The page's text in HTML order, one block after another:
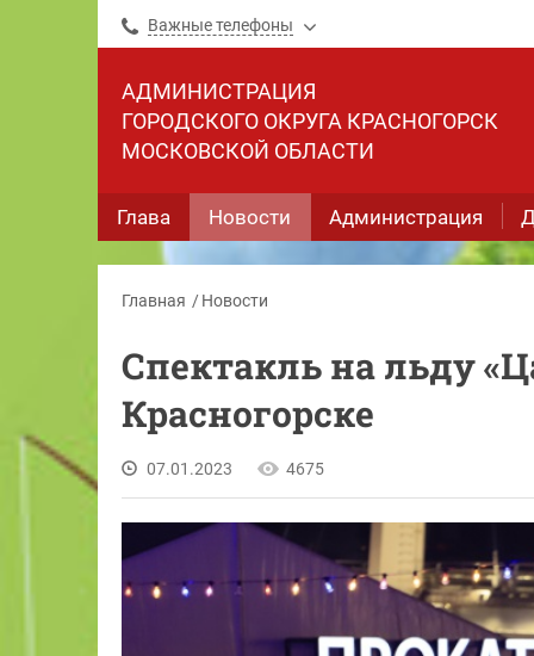
Важные телефоны
АДМИНИСТРАЦИЯ
ГОРОДСКОГО ОКРУГА КРАСНОГОРСК
МОСКОВСКОЙ ОБЛАСТИ
Глава Новости Администрация
Главная Новости
Спектакль на льду
Красногорске
07.01.2023 4675